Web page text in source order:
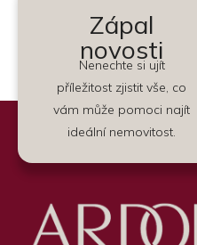
Zápal
novosti
Nenechte si ujít
příležitost zjistit vše, co
vám může pomoci najít
ideální nemovitost.